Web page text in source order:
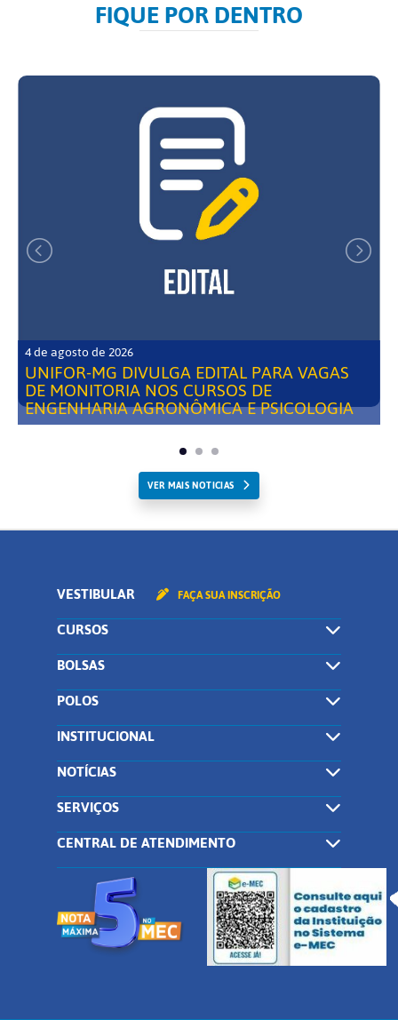
FIQUE POR DENTRO
4 de agosto de 2026
UNIFOR-MG DIVULGA EDITAL PARA VAGAS
DE MONITORIA NOS CURSOS DE
ENGENHARIA AGRONÔMICA E PSICOLOGIA
VER MAIS NOTICIAS
VESTIBULAR FAÇA SUA INSCRIÇÃO
CURSOS
BOLSAS
POLOS
INSTITUCIONAL
NOTÍCIAS
SERVIÇOS
CENTRAL DE ATENDIMENTO